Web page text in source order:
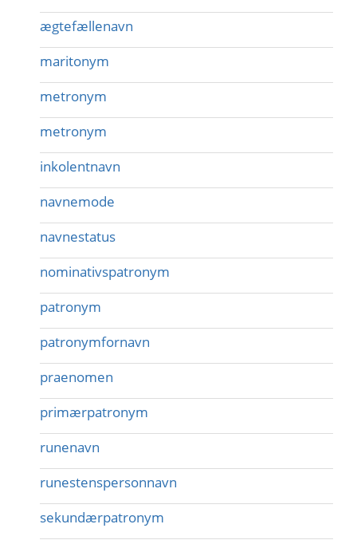
ægtefællenavn
maritonym
metronym
metronym
inkolentnavn
navnemode
navnestatus
nominativspatronym
patronym
patronymfornavn
praenomen
primærpatronym
runenavn
runestenspersonnavn
sekundærpatronym